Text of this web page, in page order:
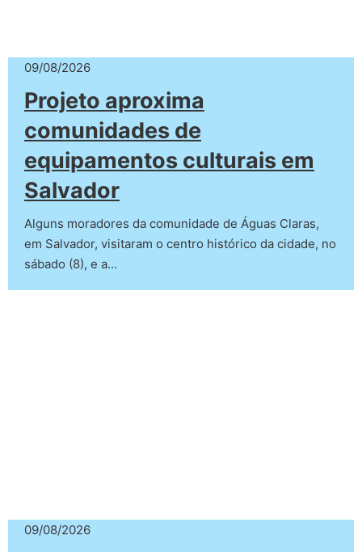
09/08/2026
Projeto aproxima
comunidades de
equipamentos culturais em
Salvador
Alguns moradores da comunidade de Águas Claras,
em Salvador, visitaram o centro histórico da cidade, no
sábado (8), e a…
09/08/2026